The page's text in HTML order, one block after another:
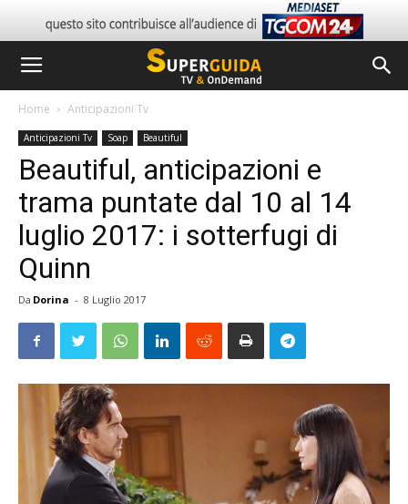
Home Anticipazioni Tv
Anticipazioni Tv Soap Beautiful
Beautiful, anticipazioni e
trama puntate dal 10 al 14
luglio 2017: i sotterfugi di
Quinn
Da Dorina - 8 Luglio 2017